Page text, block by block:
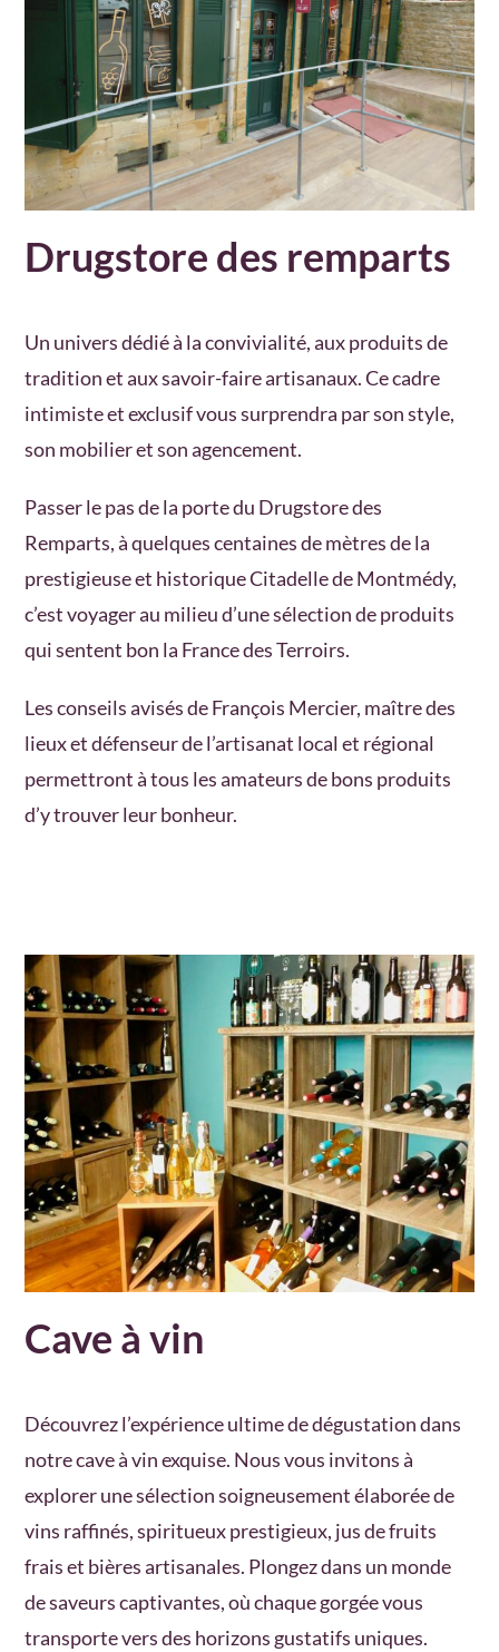
Drugstore des remparts
Un univers dédié à la convivialité, aux produits de
tradition et aux savoir-faire artisanaux. Ce cadre
intimiste et exclusif vous surprendra par son style,
son mobilier et son agencement.
Passer le pas de la porte du Drugstore des
Remparts, à quelques centaines de mètres de la
prestigieuse et historique Citadelle de Montmédy,
c’est voyager au milieu d’une sélection de produits
qui sentent bon la France des Terroirs.
Les conseils avisés de François Mercier, maître des
lieux et défenseur de l’artisanat local et régional
permettront à tous les amateurs de bons produits
d’y trouver leur bonheur.
Cave à vin
Découvrez l’expérience ultime de dégustation dans
notre cave à vin exquise. Nous vous invitons à
explorer une sélection soigneusement élaborée de
vins raffinés, spiritueux prestigieux, jus de fruits
frais et bières artisanales. Plongez dans un monde
de saveurs captivantes, où chaque gorgée vous
transporte vers des horizons gustatifs uniques.